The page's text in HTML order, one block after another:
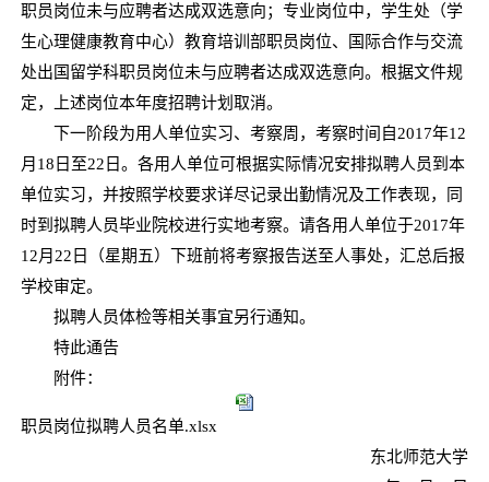
职员岗位未与应聘者达成双选意向；专业岗位中，学生处（学
生心理健康教育中心）教育培训部职员岗位、国际合作与交流
处出国留学科职员岗位未与应聘者达成双选意向。根据文件规
定，上述岗位本年度招聘计划取消。
下一阶段为用人单位实习、考察周，考察时间自2017年12
月18日至22日。各用人单位可根据实际情况安排拟聘人员到本
单位实习，并按照学校要求详尽记录出勤情况及工作表现，同
时到拟聘人员毕业院校进行实地考察。请各用人单位于2017年
12月22日（星期五）下班前将考察报告送至人事处，汇总后报
学校审定。
拟聘人员体检等相关事宜另行通知。
特此通告
附件：
职员岗位拟聘人员名单.xlsx
东北师范大学